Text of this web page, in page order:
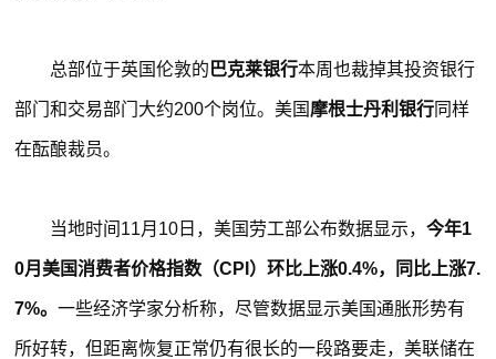
总部位于英国伦敦的 巴克莱银行本周也裁掉其投资银行
部门和交易部门大约200个岗位。美国 摩根士丹利银行同样
在酝酿裁员。
当地时间11月10日，美国劳工部公布数据显示，今年1
0月美国消费者价格指数（CPI）环比上涨0.4%，同比上涨7.
7%。一些经济学家分析称，尽管数据显示美国通胀形势有
所好转，但距离恢复正常仍有很长的一段路要走，美联储在